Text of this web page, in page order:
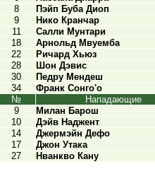
8
Пэйп Буба Диоп
9
Нико Кранчар
11
Салли Мунтари
18
Арнольд Мвуемба
22
Ричард Хьюз
28
Шон Дэвис
30
Педру Мендеш
34
Франк Сонго'о
№
Нападающие
9
Милан Барош
10
Дэйв Наджент
14
Джермэйн Дефо
17
Джон Утака
27
Нванкво Кану